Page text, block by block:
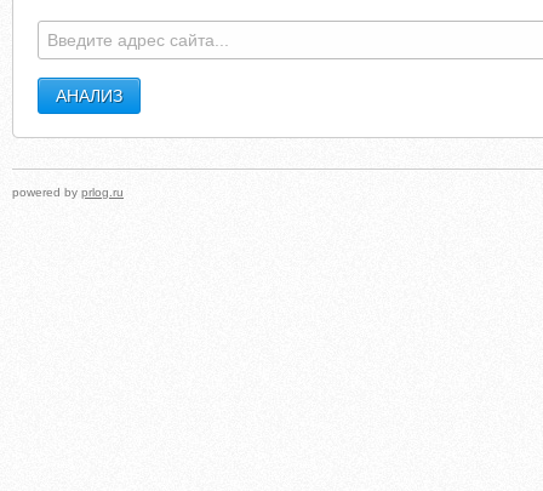
powered by prlog.ru